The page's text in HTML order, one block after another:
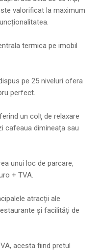
valorificat la maximum
termica pe imobil
pe 25 niveluri ofera
perfect.
un colț de relaxare
cafeaua dimineața sau
unui loc de parcare,
+ TVA.
atracții ale
și facilități de
acesta fiind pretul